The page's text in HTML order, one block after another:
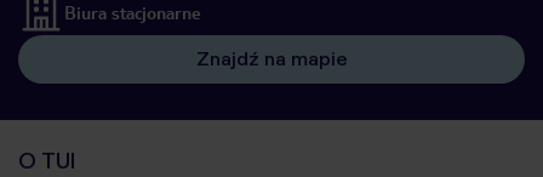
Biura stacjonarne
Znajdź na mapie
O TUI